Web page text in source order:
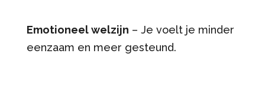
Emotioneel welzijn – Je voelt je minder
eenzaam en meer gesteund.